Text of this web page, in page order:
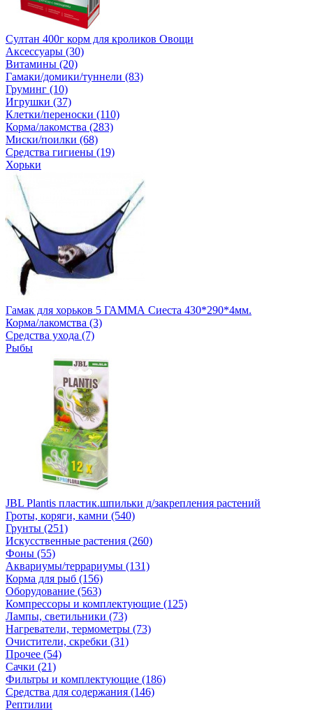
Султан 400г корм для кроликов Овощи
Аксессуары (30)
Витамины (20)
Гамаки/домики/туннели (83)
Груминг (10)
Игрушки (37)
Клетки/переноски (110)
Корма/лакомства (283)
Миски/поилки (68)
Средства гигиены (19)
Хорьки
Гамак для хорьков 5 ГАММА Сиеста 430*290*4мм.
Корма/лакомства (3)
Средства ухода (7)
Рыбы
JBL Plantis пластик.шпильки д/закрепления растений
Гроты, коряги, камни (540)
Грунты (251)
Искусственные растения (260)
Фоны (55)
Аквариумы/террариумы (131)
Корма для рыб (156)
Оборудование (563)
Компрессоры и комплектующие (125)
Лампы, светильники (73)
Нагреватели, термометры (73)
Очистители, скребки (31)
Прочее (54)
Сачки (21)
Фильтры и комплектующие (186)
Средства для содержания (146)
Рептилии